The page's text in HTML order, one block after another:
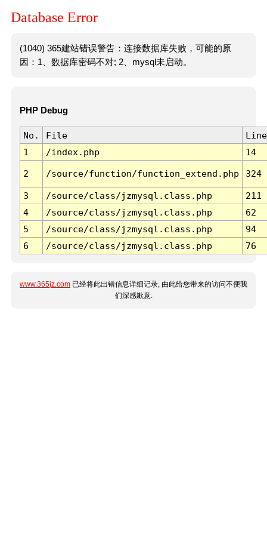
Database Error
(1040) 365建站错误警告：连接数据库失败，可能的原
因：1、数据库密码不对; 2、mysql未启动。
PHP Debug
No. File
Line
1
/index.php 14
2 /source/function/function_extend.php 324
3 /source/class/jzmysql.class.php
211
4
/source/class/jzmysql.class.php
62
5
/source/class/jzmysql.class.php
94
6
/source/class/jzmysql.class.php 76
www.365jz.com 已经将此出错信息详细记录, 由此给您带来的访问不便我
们深感歉意.